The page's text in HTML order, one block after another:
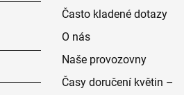
Často kladené dotazy
O nás
Naše provozovny
Časy doručení květin –